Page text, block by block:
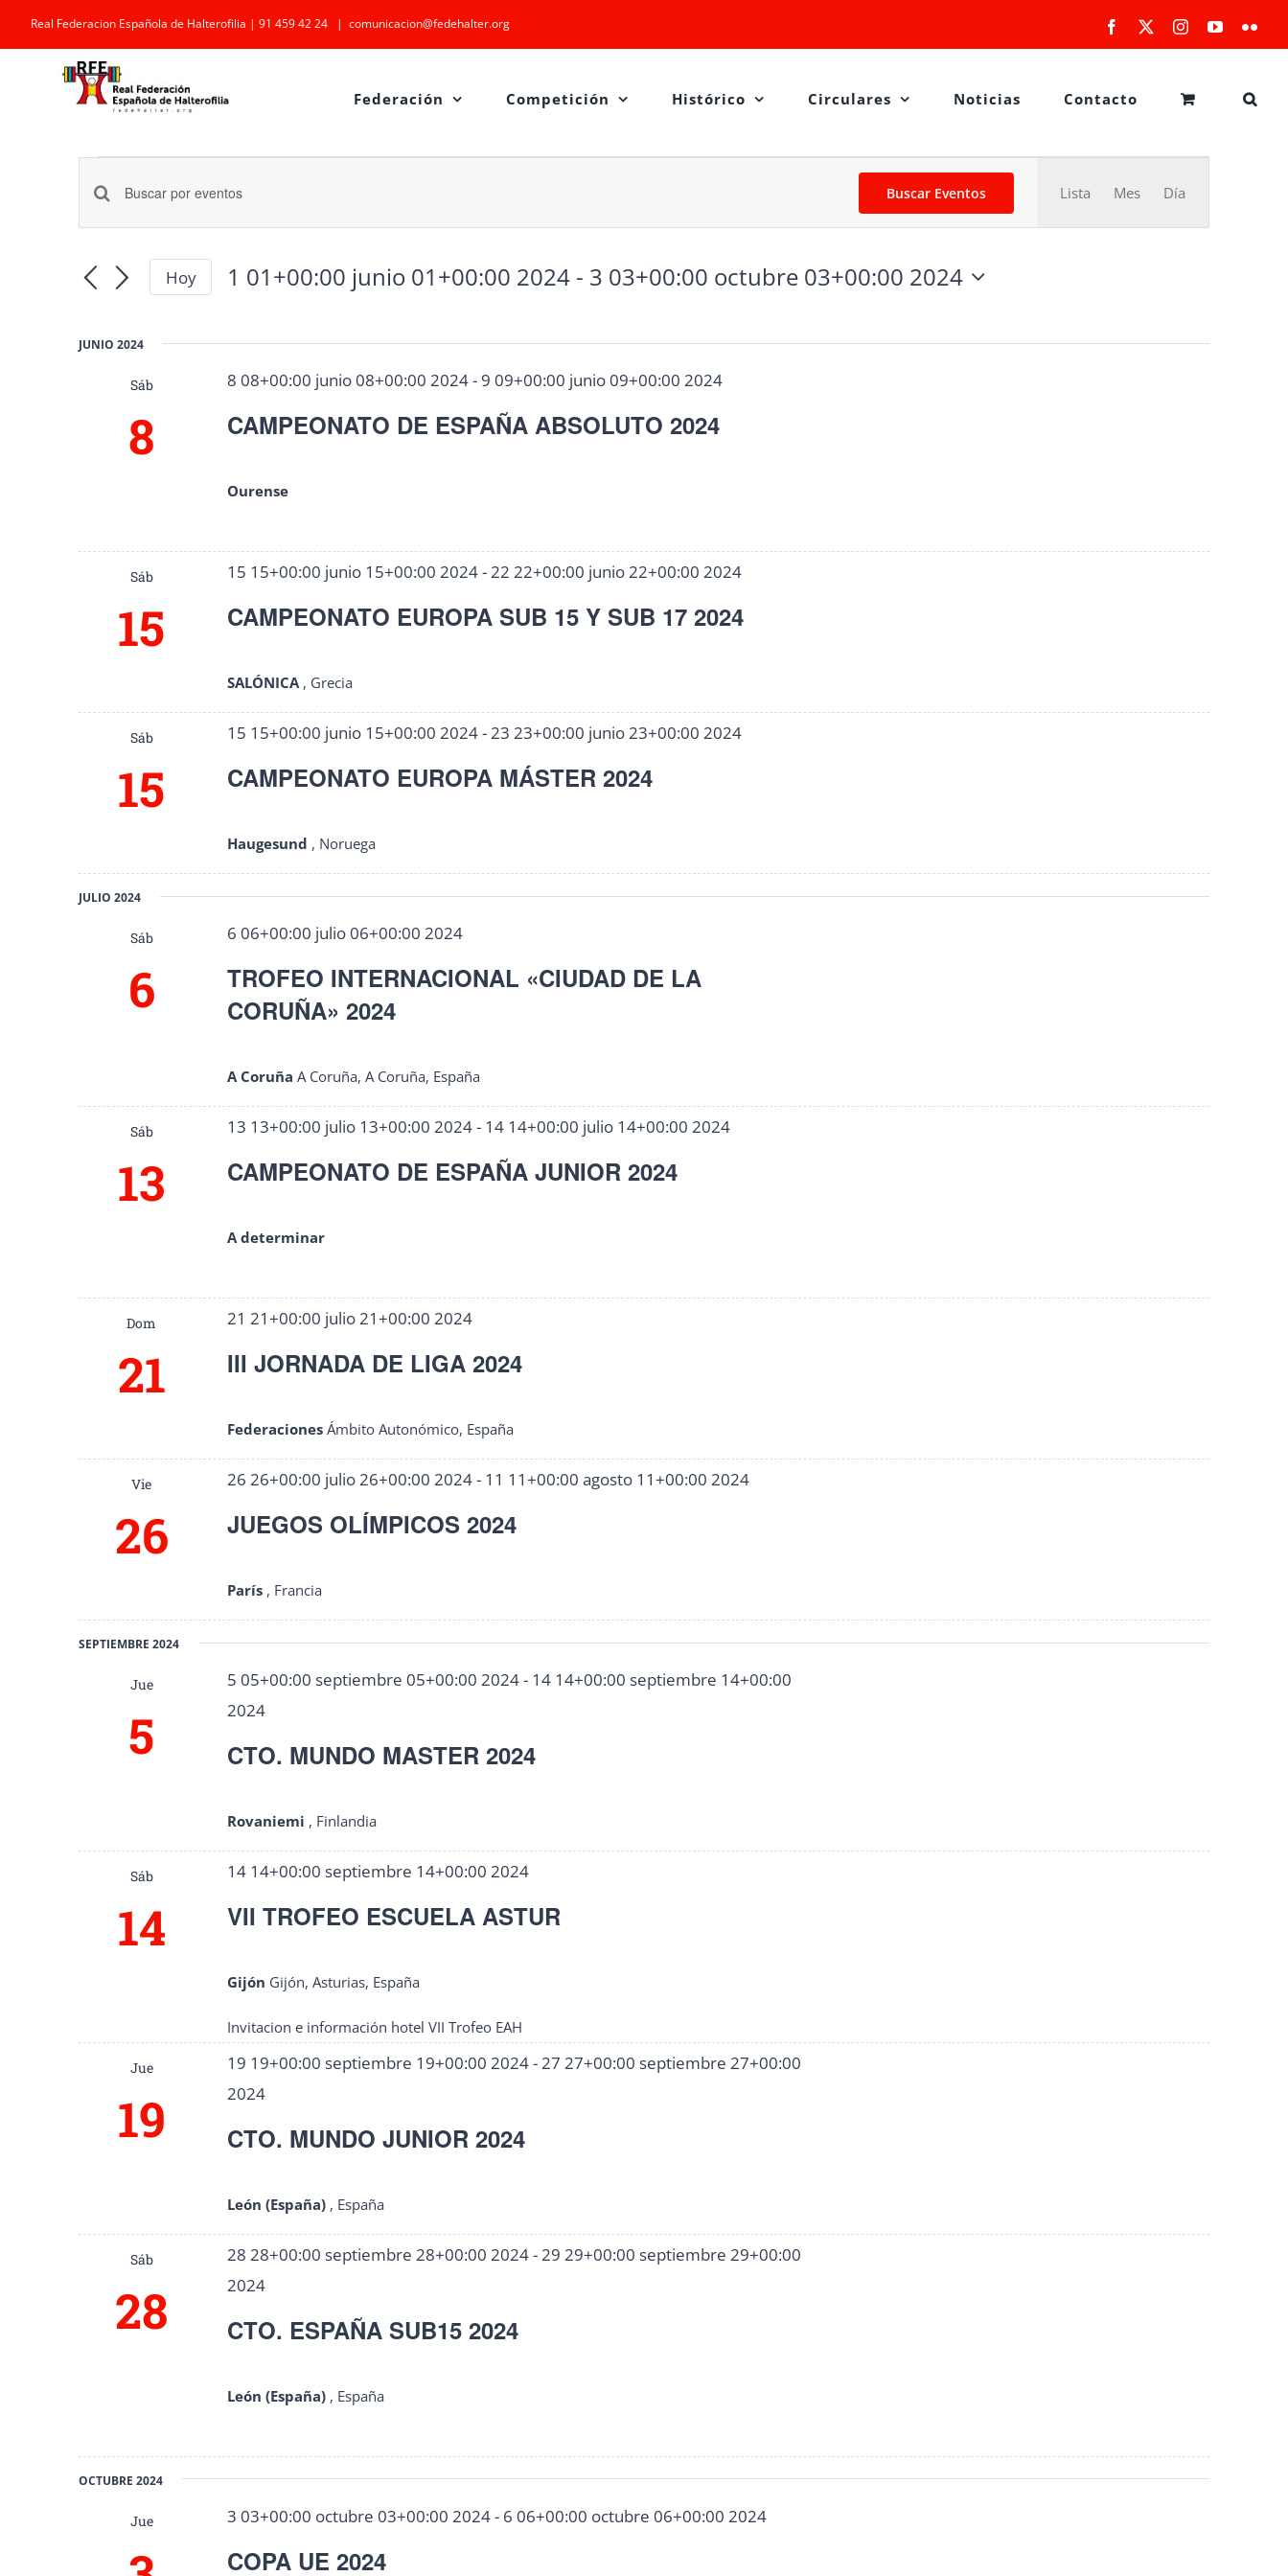
Saltar
al
contenido
Real Federacion Española de Halterofilia | 91 459 42 24 | comunicacion@fedehalter.org Facebook InstagramYouTube
Federación Competición Histórico Circulares Noticias Contacto
Eventos
Navegación
búsqueda
y
vistas
Eventos
Introduce
palabra
Buscar Eventos
de
vistas
Lista Mes Día
Hoy 1 01+00:00 junio 01+00:00 2024 - 3 03+00:00 octubre 03+00:00 2024
fecha.
JUNIO 2024
Sáb
8 CAMPEONATO DE ESPAÑA ABSOLUTO 2024
8 08+00:00 junio 08+00:00 2024- 9 09+00:00 junio 09+00:00 2024
Ourense
Sáb
15 CAMPEONATO EUROPA SUB 15 Y SUB 17 2024
15 15+00:00 junio 15+00:00 2024-22 22+00:00 junio 22+00:00 2024
SALÓNICA , Grecia
Sáb
15 CAMPEONATO EUROPA MÁSTER 2024
15 15+00:00 junio 15+00:00 2024-23 23+00:00 junio 23+00:00 2024
Haugesund , Noruega
JULIO 2024
Sáb
6
TROFEO INTERNACIONAL «CIUDAD DE LA
CORUÑA» 2024
6 06+00:00 julio 06+00:00 2024
A CoruñaA Coruña, A Coruña, España
Sáb
13 CAMPEONATO DE ESPAÑA JUNIOR 2024
13 13+00:00 julio 13+00:00 2024- 14 14+00:00 julio 14+00:00 2024
A determinar
Dom
21 III JORNADA DE LIGA 2024
21 21+00:00 julio 21+00:00 2024
FederacionesÁmbito Autonómico, España
Vie
26 JUEGOS OLÍMPICOS 2024
26 26+00:00 julio 26+00:00 2024- 11 11+00:00 agosto 11+00:00 2024
París , Francia
SEPTIEMBRE 2024
Jue
5 CTO. MUNDO MASTER 2024
5 05+00:00 septiembre 05+00:00 2024- 14 14+00:00 septiembre 14+00:00
2024
Rovaniemi , Finlandia
Sáb
14 VII TROFEO ESCUELA ASTUR
14 14+00:00 septiembre 14+00:00 2024
Gijón Gijón, Asturias, España
Invitacion e información hotel VII Trofeo EAH
Jue
19 CTO. MUNDO JUNIOR 2024
19 19+00:00 septiembre 19+00:00 2024-27 27+00:00 septiembre 27+00:00
2024
León (España) , España
Sáb
28 CTO. ESPAÑA SUB15 2024
28 28+00:00 septiembre 28+00:00 2024-29 29+00:00 septiembre 29+00:00
2024
León (España) , España
OCTUBRE 2024
Jue
COPA UE 2024
3 03+00:00 octubre 03+00:00 2024- 6 06+00:00 octubre 06+00:00 2024